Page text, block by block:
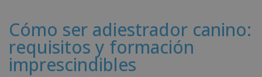
Cómo ser adiestrador canino:
requisitos y formación
imprescindibles